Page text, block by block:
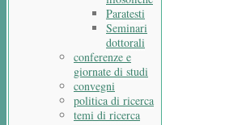
Paratesti
Seminari
dottorali
conferenze e
giornate di studi
convegni
politica di ricerca
temi di ricerca